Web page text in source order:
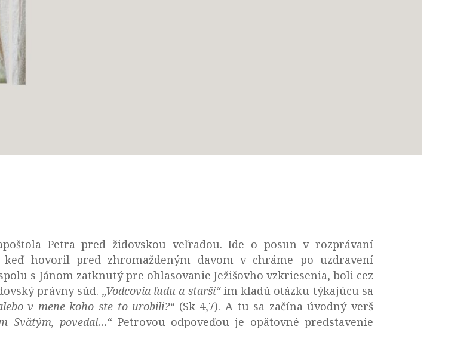
Petra pred židovskou veľradou. Ide o posun v rozprávaní
hovoril pred zhromaždeným davom v chráme po uzdravení
s Jánom zatknutý pre ohlasovanie Ježišovho vzkriesenia, boli cez
právny súd. „Vodcovia ľudu a starší“im kladú otázku týkajúcu sa
v mene koho ste to urobili?“(Sk 4,7). A tu sa začína úvodný verš
Svätým, povedal…“Petrovou odpoveďou je opätovné predstavenie